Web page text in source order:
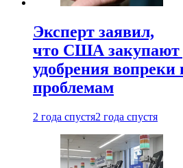
Эксперт заявил,
что США закупают
удобрения
проблемам
2 года спустя2 года спустя